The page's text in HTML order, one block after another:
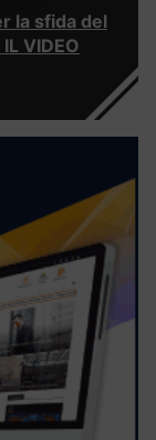
la sfida del
VIDEO